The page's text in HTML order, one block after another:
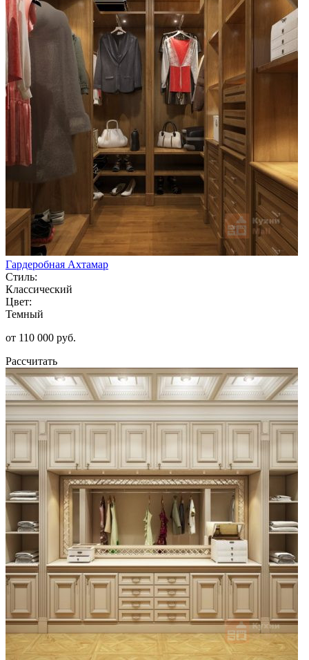
Гардеробная Ахтамар
Стиль:
Классический
Цвет:
Темный
от 110 000 руб.
Рассчитать